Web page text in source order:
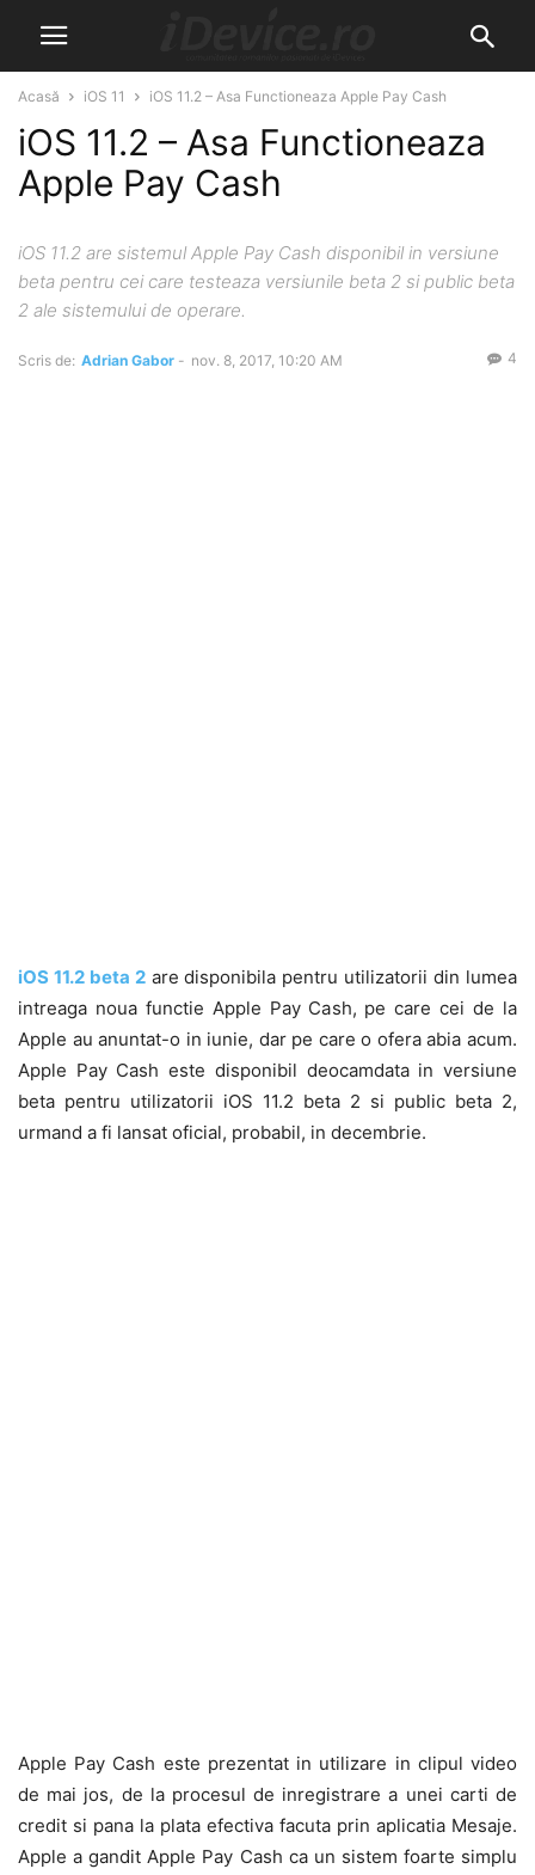
Acasă iOS 11 iOS 11.2 – Asa Functioneaza Apple Pay Cash
iOS 11.2 – Asa Functioneaza
Apple Pay Cash
iOS 11.2 are sistemul Apple Pay Cash disponibil in versiune
beta pentru cei care testeaza versiunile beta 2 si public beta
2 ale sistemului de operare.
Scris de: Adrian Gabor - nov. 8, 2017, 10:20 AM 4
iOS 11.2 beta 2are disponibila pentru utilizatorii din lumea
intreaga noua functie Apple Pay Cash, pe care cei de la
Apple au anuntat-o in iunie, dar pe care o ofera abia acum.
Apple Pay Cash este disponibil deocamdata in versiune
beta pentru utilizatorii iOS 11.2 beta 2 si public beta 2,
urmand a fi lansat oficial, probabil, in decembrie.
Apple Pay Cash este prezentat in utilizare in clipul video
de mai jos, de la procesul de inregistrare a unei carti de
credit si pana la plata efectiva facuta prin aplicatia Mesaje.
Apple a gandit Apple Pay Cash ca un sistem foarte simplu